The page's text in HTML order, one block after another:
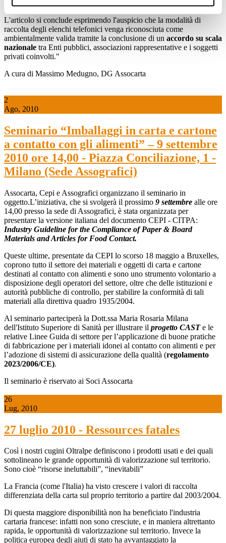
rifiuti prodotti e, in particolare, di quelli gestiti dalle municipalità.
L'articolo si conclude esprimendo l'auspicio che la modalità di
raccolta degli elenchi telefonici venga riconosciuta come
ambientalmente valida tramite la conclusione di un accordo su scala
nazionale tra Enti pubblici, associazioni rappresentative e i soggetti
privati coinvolti."
A cura di Massimo Medugno, DG Assocarta
2
Ago, 2010
Seminario “Imballaggi in carta e cartone
a contatto con gli alimenti” – 9 settembre
2010 ore 14,00 - Piazza Conciliazione, 1 -
Milano (Sede Assografici)
Assocarta, Cepi e Assografici organizzano il seminario in
oggetto.L’iniziativa, che si svolgerà il prossimo 9 settembre alle ore
14,00 presso la sede di Assografici, è stata organizzata per
presentare la versione italiana del documento CEPI - CITPA:
Industry Guideline for the Compliance of Paper & Board
Materials and Articles for Food Contact.
Queste ultime, presentate da CEPI lo scorso 18 maggio a Bruxelles,
coprono tutto il settore dei materiali e oggetti di carta e cartone
destinati al contatto con alimenti e sono uno strumento volontario a
disposizione degli operatori del settore, oltre che delle istituzioni e
autorità pubbliche di controllo, per stabilire la conformità di tali
materiali alla direttiva quadro 1935/2004.
Al seminario parteciperà la Dott.ssa Maria Rosaria Milana
dell'Istituto Superiore di Sanità per illustrare il progetto CASTe le
relative Linee Guida di settore per l’applicazione di buone pratiche
di fabbricazione per i materiali idonei al contatto con alimenti e per
l’adozione di sistemi di assicurazione della qualità (regolamento
2023/2006/CE).
Il seminario è riservato ai Soci Assocarta
26
Lug, 2010
27 luglio 2010 - Ressources fatales
Così i nostri cugini Oltralpe definiscono i prodotti usati e dei quali
sottolineano le grande opportunità di valorizzazione sul territorio.
Sono cioè “risorse ineluttabili”, “inevitabili”
La Francia (come l'Italia) ha visto crescere i valori di raccolta
differenziata della carta sul proprio territorio a partire dal 2003/2004.
Di questa maggiore disponibilità non ha beneficiato l'industria
cartaria francese: infatti non sono cresciute, e in maniera altrettanto
rapida, le opportunità di valorizzazione sul territorio. Invece la
politica europea degli aiuti di stato ha avvantaggiato la